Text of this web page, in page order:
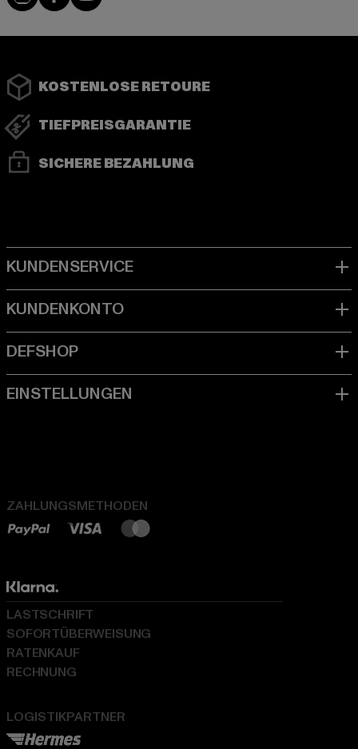
KOSTENLOSE RETOURE
TIEFPREISGARANTIE
SICHERE BEZAHLUNG
ZAHLUNGSMETHODEN
LOGISTIKPARTNER
LASTSCHRIFT
SOFORTÜBERWEISUNG
RATENKAUF
RECHNUNG